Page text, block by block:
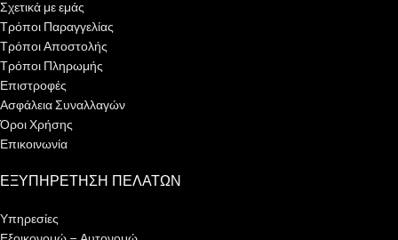
Σχετικά με εμάς
Τρόποι Παραγγελίας
Τρόποι Αποστολής
Τρόποι Πληρωμής
Επιστροφές
Ασφάλεια Συναλλαγών
Όροι Χρήσης
Επικοινωνία
ΕΞΥΠΗΡΕΤΗΣΗ ΠΕΛΑΤΩΝ
Υπηρεσίες